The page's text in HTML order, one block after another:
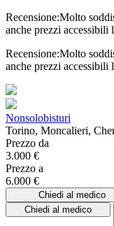
Recensione:Molto
anche prezzi accessibili
Recensione:Molto
anche prezzi accessibili
Nonsolobisturi
Torino, Moncalieri,
Prezzo da
3.000 €
Prezzo a
6.000 €
Chiedi al medico
Chiedi al medico